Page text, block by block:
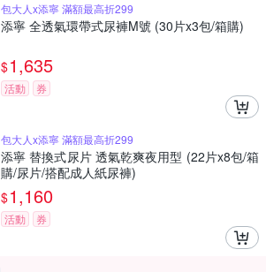
包大人x添寧 滿額最高折299
添寧 全透氣環帶式尿褲M號 (30片x3包/箱購)
$1,635
活動 券
包大人x添寧 滿額最高折299
添寧 替換式尿片 透氣乾爽夜用型 (22片x8包/箱
購/尿片/搭配成人紙尿褲)
$1,160
活動 券